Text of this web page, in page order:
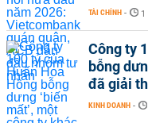
TÀI CHÍNH -
Công ty
bỗng
đã giải
KINH DOANH -